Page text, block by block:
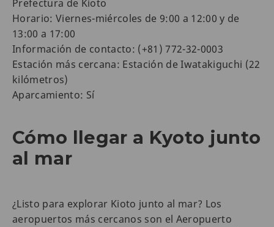
Prefectura de Kioto
Horario: Viernes-miércoles de 9:00 a 12:00 y de
13:00 a 17:00
Información de contacto: (+81) 772-32-0003
Estación más cercana: Estación de Iwatakiguchi (22
kilómetros)
Aparcamiento: Sí
Cómo llegar a Kyoto junto
al mar
¿Listo para explorar Kioto junto al mar? Los
aeropuertos más cercanos son el Aeropuerto